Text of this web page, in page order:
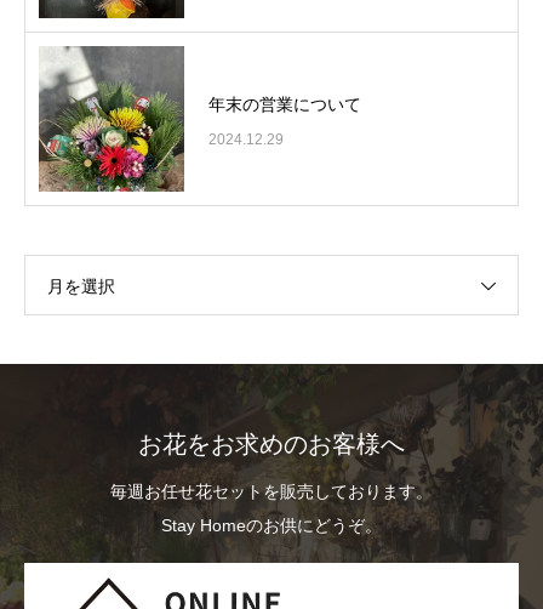
年末の営業について
2024.12.29
月を選択
お花をお求めのお客様へ
毎週お任せ花セットを販売しております。
Stay Homeのお供にどうぞ。